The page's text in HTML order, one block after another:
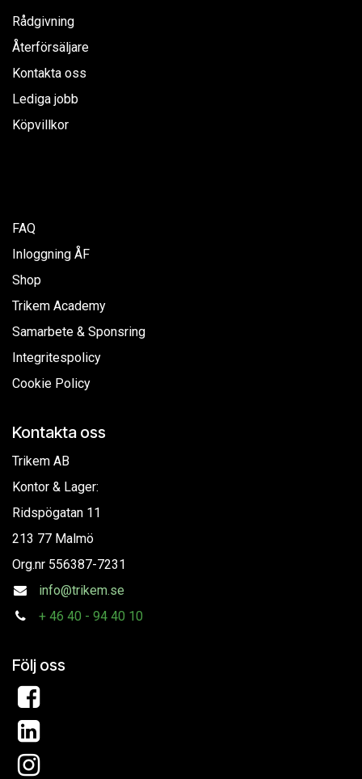
Rådgivning
Återförsäljare
Kontakta oss
Lediga jobb
Köpvillkor
FAQ
Inloggning ÅF
Shop
Trikem Academy
Samarbete & Sponsring
Integritespolicy
Cookie Policy
Kontakta oss
Trikem AB
Kontor & Lager:
Ridspögatan 11
213 77 Malmö
Org.nr 556387-7231
info@trikem.se
+ 46 40 - 94 40 10
Följ oss